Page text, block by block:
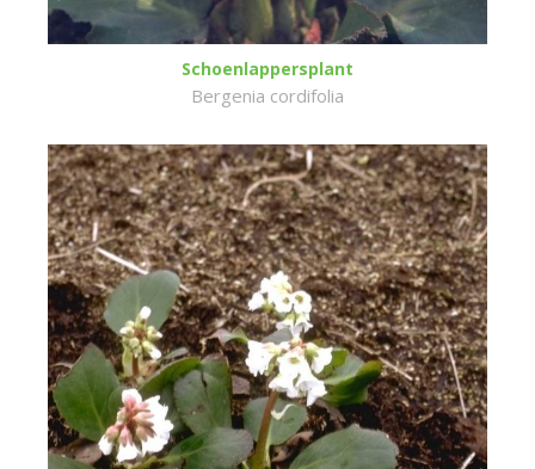
Schoenlappersplant
Bergenia cordifolia